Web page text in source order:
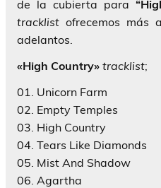
de la cubierta para
tracklist ofrecemos más
adelantos.
«High Country» tracklist;
01. Unicorn Farm
02. Empty Temples
03. High Country
04. Tears Like Diamonds
05. Mist And Shadow
06. Agartha